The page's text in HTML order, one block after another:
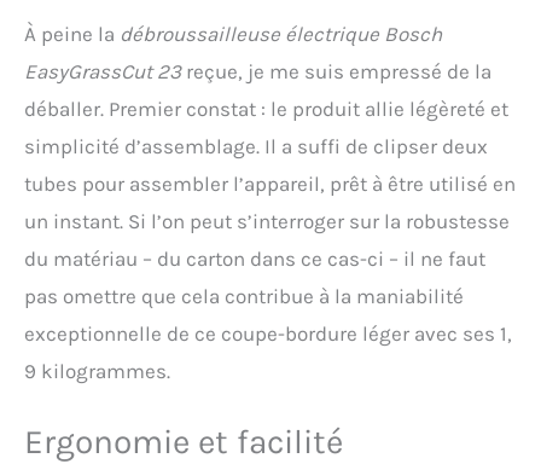
l'interrupteur, de sorte que
le réglage manuel ne soit
pas nécessaire Moteur
puissant : pour une
performance de coupe
optimale Contenu de la
boîte : EasyGrassCut 23,
boîte : bobine de tonte,
À peine la débroussailleuse électrique Bosch
EasyGrassCut 23reçue, je me suis empressé de la
déballer. Premier constat : le produit allie légèreté et
simplicité d’assemblage. Il a suffi de clipser deux
tubes pour assembler l’appareil, prêt à être utilisé en
un instant. Si l’on peut s’interroger sur la robustesse
du matériau – du carton dans ce cas-ci – il ne faut
pas omettre que cela contribue à la maniabilité
exceptionnelle de ce coupe-bordure léger avec ses 1,
9 kilogrammes.
Ergonomie et facilité